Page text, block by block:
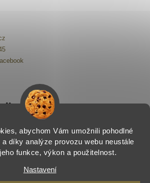
abychom Vám umožnili pohodlné
díky analýze provozu webu neustále
funkce, výkon a použitelnost.
Nastavení
platby
Vytvořil Shoptet